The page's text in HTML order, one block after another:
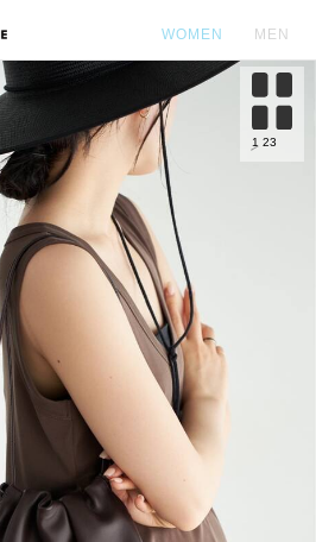
WOMEN MEN
1 23